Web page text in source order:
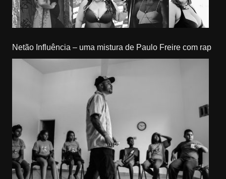
Netão Influência – uma mistura de Paulo Freire com rap